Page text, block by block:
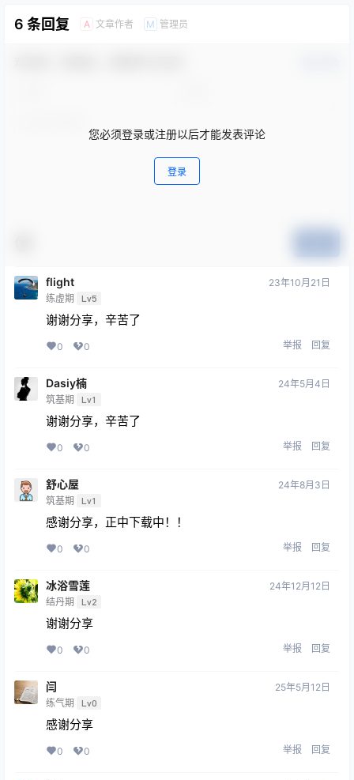
6 条回复 A 文章作者 M 管理员
您必须登录或注册以后才能发表评论
登录
flight
练虚期 Lv5
23年10月21日
谢谢分享，辛苦了
0 0 举报 回复
Dasiy楠
筑基期 Lv1
24年5月4日
谢谢分享，辛苦了
0 0 举报 回复
舒心屋
筑基期 Lv1
24年8月3日
感谢分享，正中下载中！！
0 0 举报 回复
冰浴雪莲
结丹期 Lv2
24年12月12日
谢谢分享
0 0 举报 回复
闫
练气期 Lv0
25年5月12日
感谢分享
0 0 举报 回复